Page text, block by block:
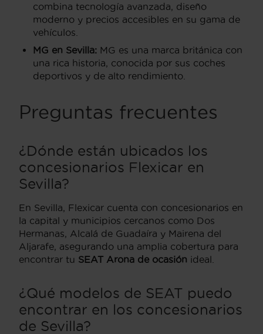
combina tecnología avanzada, diseño
moderno y precios accesibles en su gama de
vehículos.
MG en Sevilla: MG es una marca británica con
una rica historia, conocida por sus coches
deportivos y de alto rendimiento.
Preguntas frecuentes
¿Dónde están ubicados los
concesionarios Flexicar en
Sevilla?
En Sevilla, Flexicar cuenta con concesionarios en
la capital y municipios cercanos como Dos
Hermanas, Alcalá de Guadaíra y Mairena del
Aljarafe, asegurando una amplia cobertura para
encontrar tu SEAT Arona de ocasión ideal.
¿Qué modelos de SEAT puedo
encontrar en los concesionarios
de Sevilla?